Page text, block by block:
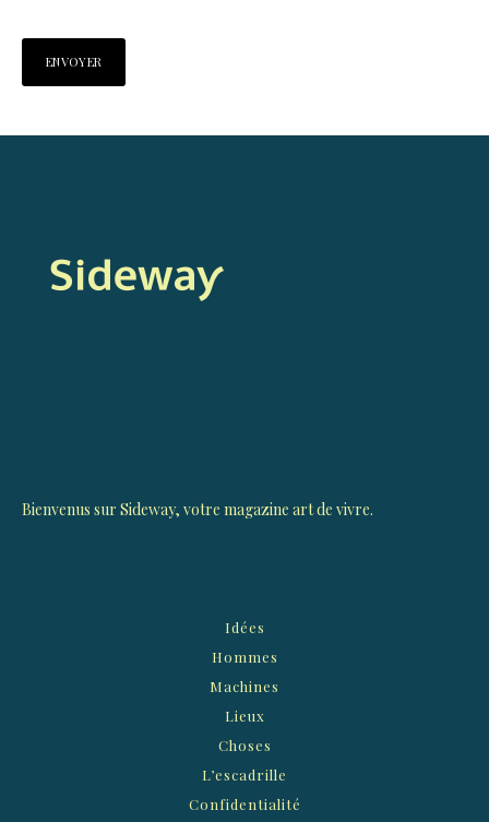
Bienvenus sur Sideway, votre magazine art de vivre.
Idées
Hommes
Machines
Lieux
Choses
L’escadrille
Confidentialité